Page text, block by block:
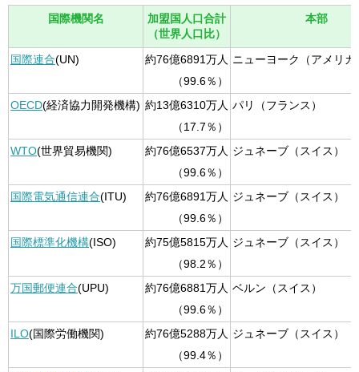
国際機関名
加盟国人口合計
（世界人口比）
本部
国際連合(UN)
約76億6891万人
（99.6％）
ニューヨーク（アメリカ
OECD(経済協力開発機構) 約13億6310万人
（17.7％）
パリ（フランス）
WTO(世界貿易機関)
約76億6537万人
（99.6％）
ジュネーブ（スイス）
国際電気通信連合(ITU)
約76億6891万人
（99.6％）
ジュネーブ（スイス）
国際標準化機構(ISO)
約75億5815万人
（98.2％）
ジュネーブ（スイス）
万国郵便連合(UPU)
約76億6881万人
（99.6％）
ベルン（スイス）
ILO(国際労働機関)
約76億5288万人
（99.4％）
ジュネーブ（スイス）